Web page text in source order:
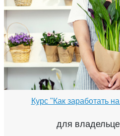
Курс "Как заработать
для